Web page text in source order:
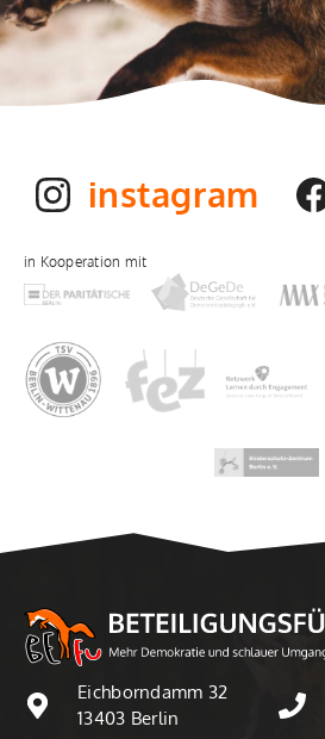
instagram
in Kooperation mit
Eichborndamm 32
13403 Berlin